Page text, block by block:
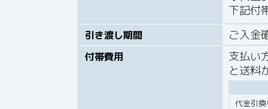
下記付
引き渡し期間 ご入金
付帯費用
支払い
と送料
代金引